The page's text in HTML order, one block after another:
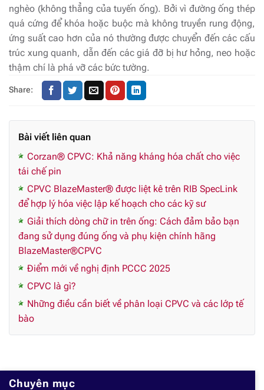
nghèo (không thẳng của tuyến ống). Bởi vì đường ống thép
quá cứng để khóa hoặc buộc mà không truyền rung động,
ứng suất cao hơn của nó thường được chuyển đến các cấu
trúc xung quanh, dẫn đến các giá đỡ bị hư hỏng, neo hoặc
thậm chí là phá vỡ các bức tường.
Share:
Bài viết liên quan
Corzan® CPVC: Khả năng kháng hóa chất cho việc
tái chế pin
CPVC BlazeMaster® được liệt kê trên RIB SpecLink
để hợp lý hóa việc lập kế hoạch cho các kỹ sư
Giải thích dòng chữ in trên ống: Cách đảm bảo bạn
đang sử dụng đúng ống và phụ kiện chính hãng
BlazeMaster®CPVC
Điểm mới về nghị định PCCC 2025
CPVC là gì?
Những điều cần biết về phân loại CPVC và các lớp tế
bào
Chuyên mục